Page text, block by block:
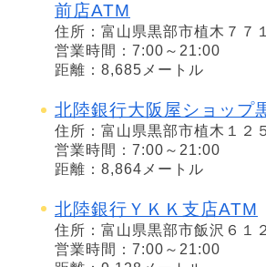
前店ATM
住所：富山県黒部市植木７７
営業時間：7:00～21:00
距離：8,685メートル
北陸銀行大阪屋ショップ
住所：富山県黒部市植木１２
営業時間：7:00～21:00
距離：8,864メートル
北陸銀行ＹＫＫ支店ATM
住所：富山県黒部市飯沢６１
営業時間：7:00～21:00